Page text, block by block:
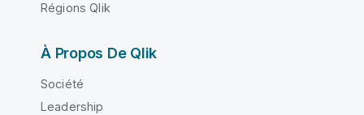
Régions Qlik
À Propos De Qlik
Société
Leadership